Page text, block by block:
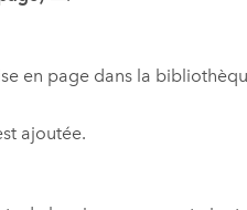
en page dans la
ajoutée.